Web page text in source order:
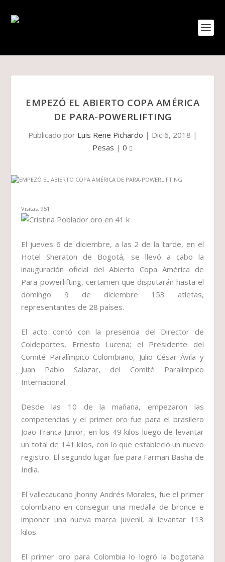
EMPEZÓ EL ABIERTO COPA AMÉRICA
DE PARA-POWERLIFTING
Publicado por Luis Rene Pichardo | Dic 6, 2018 |
Pesas | 0
Visitas: 951
El jueves 6 de diciembre, a las 2 de la tarde, en el
Hotel Sheraton de Bogotá, se llevó a cabo la
inauguración oficial del Abierto Copa América de
Para-powerlifting, certamen que disputarán hasta el
domingo 9 de diciembre 153 atletas,
representantes de 28 países.
El acto contó con la presencia del Director de
Coldeportes, Ernesto Lucena; el Presidente del
Comité Paralímpico Colombiano, Julio César Ávila y
Juan Pablo Salazar, del Comité Paralímpico
Internacional.
Desde las 10 de la mañana, empezaron las
competencias y el primer oro fue para el brasilero
Joao Franca Junior, en los 49 kilos luego de levantar
un total de 141 kilos, con lo que estableció un nuevo
registro. El segundo lugar fue para Farman Basha de
India.
El vallecaucano Jhonny Andrés Morales, fue el primer
colombiano en conseguir una medalla de bronce e
imponer una nueva marca juvenil, al levantar 113
kilos.
El primer oro para Colombia lo logró la bogotana